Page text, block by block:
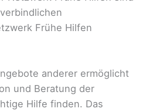
Frühe Hilfen
anderer ermöglicht
und Beratung der
Hilfe finden. Das